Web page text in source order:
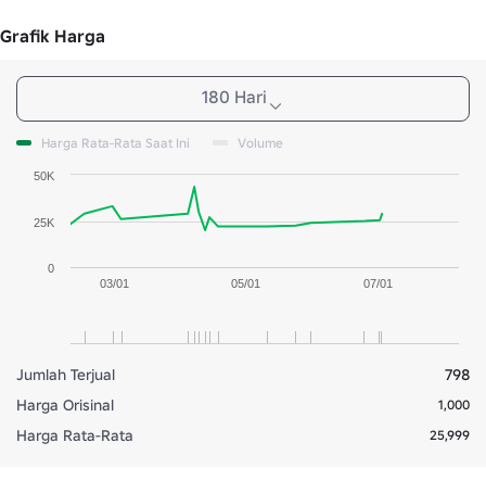
Grafik Harga
180 Hari
Harga Rata-Rata Saat Ini Volume
03/01 05/01 07/01
0
25K
50K
Jumlah Terjual
798
Harga Orisinal
1,000
Harga Rata-Rata 25,999